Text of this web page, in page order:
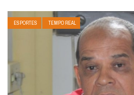
ESPORTES TEMPO REAL